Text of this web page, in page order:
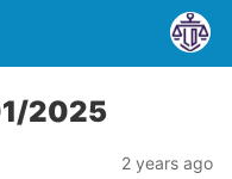
2025
2 years ago